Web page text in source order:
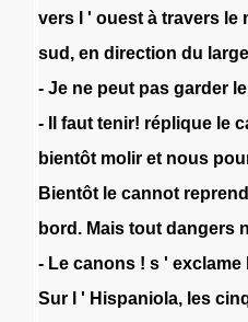
vers
' ouest à travers le
sud , en direction du large
- Je ne peut pas garder le
-
faut tenir! réplique le
bientôt molir et nous
Bientôt le cannot reprend
bord . Mais tout dangers n
- Le canons ! s ' exclame
Sur
' Hispaniola, les